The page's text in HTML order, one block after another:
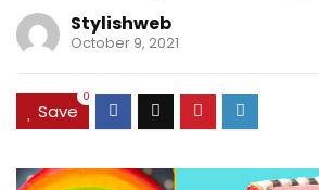
Stylishweb
October 9, 2021
Save
0